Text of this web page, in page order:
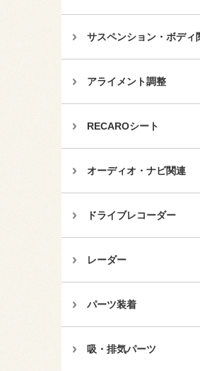
サスペンション・ボディ
アライメント調整
RECAROシート
オーディオ・ナビ関連
ドライブレコーダー
レーダー
パーツ装着
吸・排気パーツ